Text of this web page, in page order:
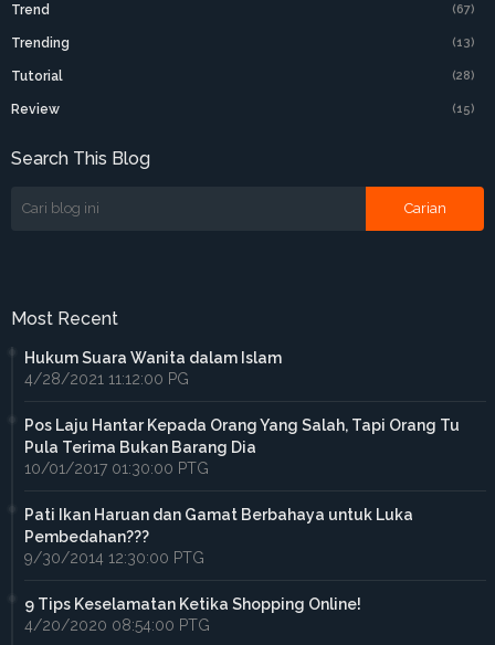
Trend (67)
Trending (13)
Tutorial (28)
Review (15)
Search This Blog
Most Recent
Hukum Suara Wanita dalam Islam
4/28/2021 11:12:00 PG
Pos Laju Hantar Kepada Orang Yang Salah, Tapi Orang Tu
Pula Terima Bukan Barang Dia
10/01/2017 01:30:00 PTG
Pati Ikan Haruan dan Gamat Berbahaya untuk Luka
Pembedahan???
9/30/2014 12:30:00 PTG
9 Tips Keselamatan Ketika Shopping Online!
4/20/2020 08:54:00 PTG